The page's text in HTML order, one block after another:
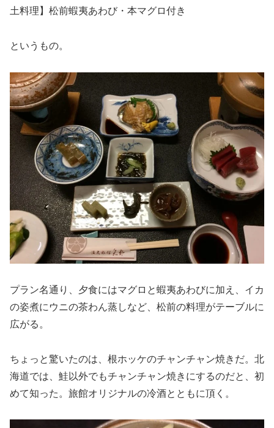
土料理】松前蝦夷あわび・本マグロ付き
というもの。
プラン名通り、夕食にはマグロと蝦夷あわびに加え、イカ
の姿煮にウニの茶わん蒸しなど、松前の料理がテーブルに
広がる。
ちょっと驚いたのは、根ホッケのチャンチャン焼きだ。北
海道では、鮭以外でもチャンチャン焼きにするのだと、初
めて知った。旅館オリジナルの冷酒とともに頂く。